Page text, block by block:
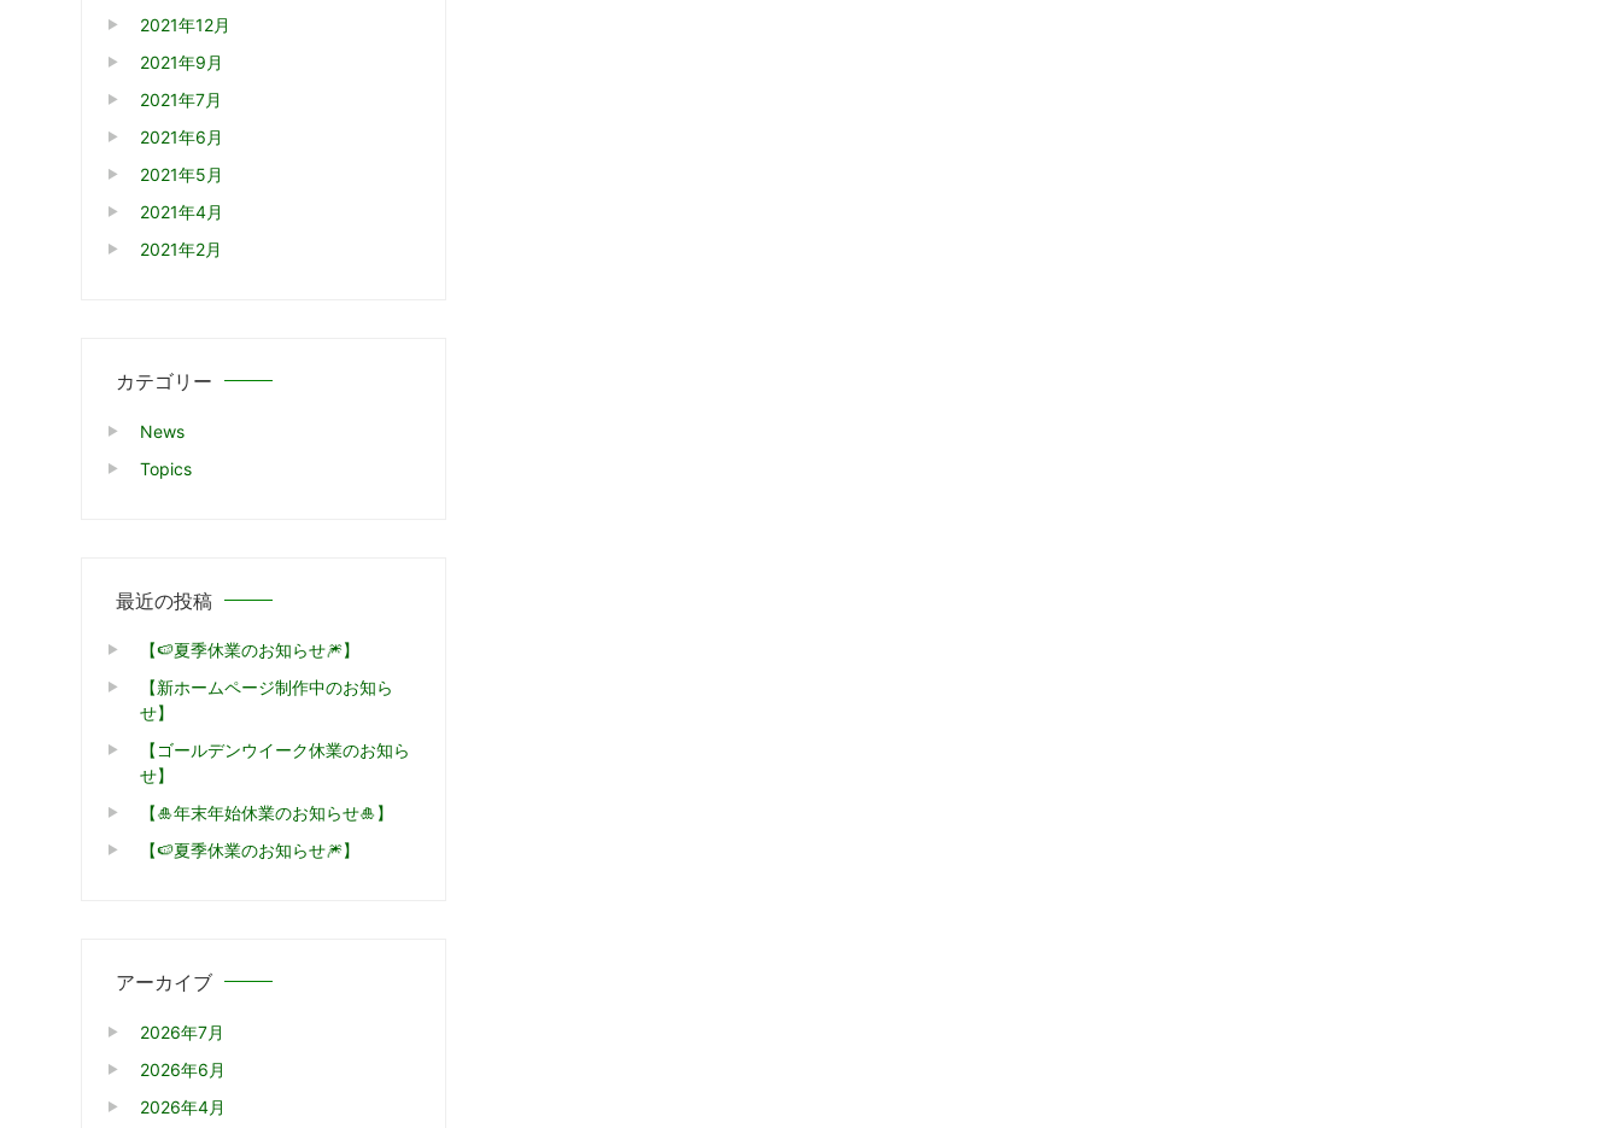
2021年12月
2021年9月
2021年7月
2021年6月
2021年5月
2021年4月
2021年2月
カテゴリー
News
Topics
最近の投稿
【🍉夏季休業のお知らせ🎆】
【新ホームページ制作中のお知ら
せ】
【ゴールデンウイーク休業のお知ら
せ】
【🎍年末年始休業のお知らせ🎍】
【🍉夏季休業のお知らせ🎆】
アーカイブ
2026年7月
2026年6月
2026年4月